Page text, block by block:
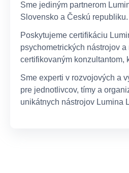
Sme jediným partnerom
Slovensko a Českú republiku.
Poskytujeme certifikáciu
psychometrických nástrojov
certifikovaným konzultantom,
Sme experti v rozvojových a
pre jednotlivcov, tímy a
unikátnych nástrojov Lumina